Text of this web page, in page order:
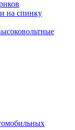
на спинку